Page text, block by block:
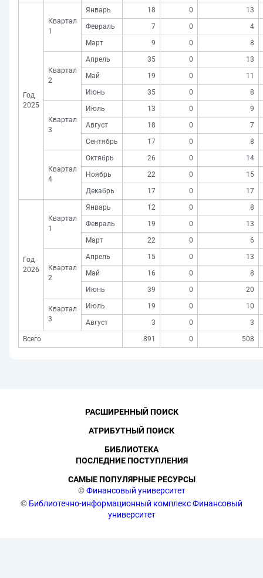
Год
2025
Квартал
1
Январь 18 0
13
Февраль
7 0
4
Март
9 0 8
Квартал
2
Апрель 35 0
13
Май
19 0
11
Июнь
35 0 8
Квартал
3
Июль 13 0
9
Август
18 0
7
Сентябрь
17 0 8
Квартал
4
Октябрь 26 0
14
Ноябрь
22 0
15
Декабрь
17 0 17
Год
2026
Квартал
1
Январь 12 0
8
Февраль
19 0
13
Март
22 0 6
Квартал
2
Апрель 15 0
13
Май
16 0
8
Июнь
39 0 20
Квартал
3
Июль 19 0
10
Август
3 0
3
Всего
891 0 508
©Финансовый университет
© Библиотечно-информационный комплекс Финансовый
университет
РАСШИРЕННЫЙ ПОИСК
АТРИБУТНЫЙ ПОИСК
БИБЛИОТЕКА
ПОСЛЕДНИЕ ПОСТУПЛЕНИЯ
САМЫЕ ПОПУЛЯРНЫЕ РЕСУРСЫ